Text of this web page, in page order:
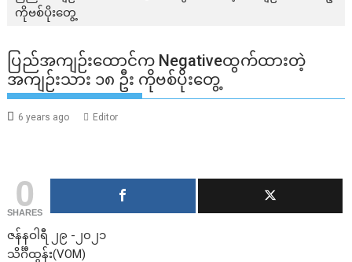
ကိုဗစ်ပိုးတွေ့
ပြည်အကျဉ်းထောင်က Negativeထွက်ထားတဲ့
အကျဉ်းသား ၁၈ ဦး ကိုဗစ်ပိုးတွေ့
6 years ago Editor
0
SHARES
ဇန်နဝါရီ ၂၉ -၂၀၂၁
သိင်္ဂီထွန်း(VOM)